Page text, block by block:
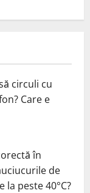
circuli cu
Care e
în
de
la peste 40°C?